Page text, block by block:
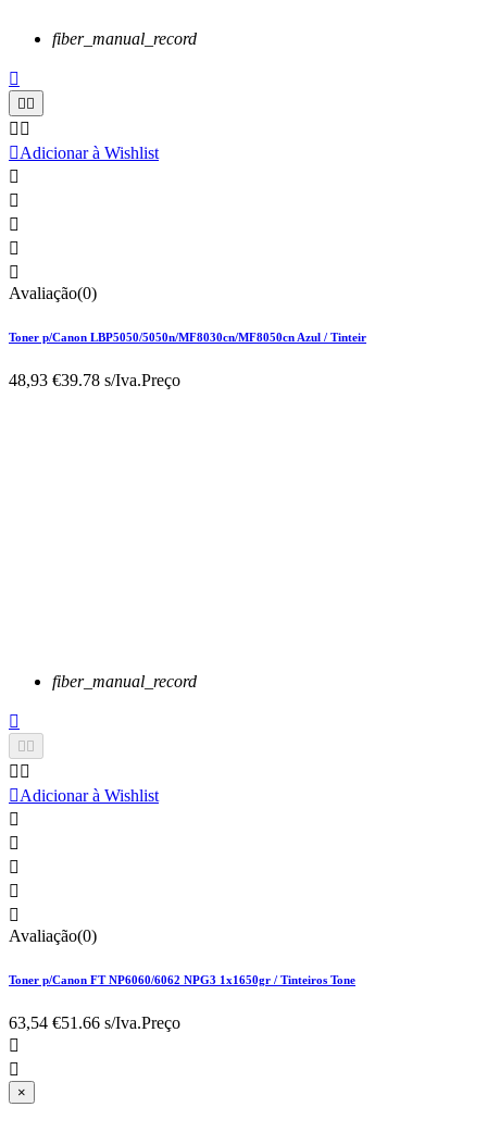
fiber_manual_record

 
 
Adicionar à Wishlist





Avaliação(0)
Toner p/Canon LBP5050/5050n/MF8030cn/MF8050cn Azul / Tinteir
48,93 €39.78 s/Iva.Preço
fiber_manual_record

 
 
Adicionar à Wishlist





Avaliação(0)
Toner p/Canon FT NP6060/6062 NPG3 1x1650gr / Tinteiros Tone
63,54 €51.66 s/Iva.Preço


×